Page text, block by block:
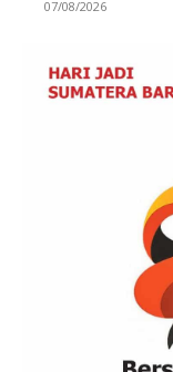
07/08/2026